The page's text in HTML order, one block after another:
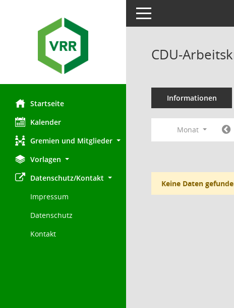
Startseite
Kalender
Gremien und Mitglieder
Vorlagen
Datenschutz/Kontakt
Impressum
Datenschutz
Kontakt
Toggle navigation
CDU-
Informationen
Monat
Keine Daten